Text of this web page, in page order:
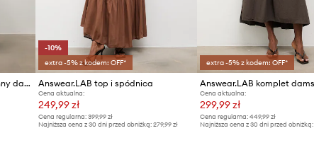
Answear.LAB komplet codzienny damski z wiskozą
-10%
extra -5% z kodem: OFF*
Answear.LAB top i spódnica
Cena aktualna:
249,99 zł
Cena regularna: 399,99 zł
Najniższa cena z 30 dni przed obniżką: 279,99 zł
extra -5% z kodem: OFF*
Cena aktualna:
299,99 zł
Cena regularna: 449,99 zł
Najniższa cena z 30 dni przed obniżką: